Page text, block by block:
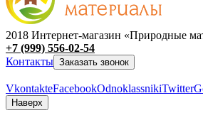
2018 Интернет-магазин «Природные
+7 (999) 556-02-54
Контакты Заказать звонок
VkontakteFacebookOdnoklassnikiTwitter
Наверх